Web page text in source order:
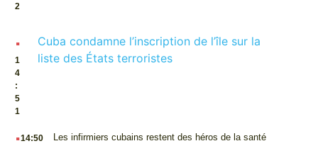
2
.
1
4
:
5
1
Cuba condamne l’inscription de l’île sur la
liste des États terroristes
.14:50 Les infirmiers cubains restent des héros de la santé